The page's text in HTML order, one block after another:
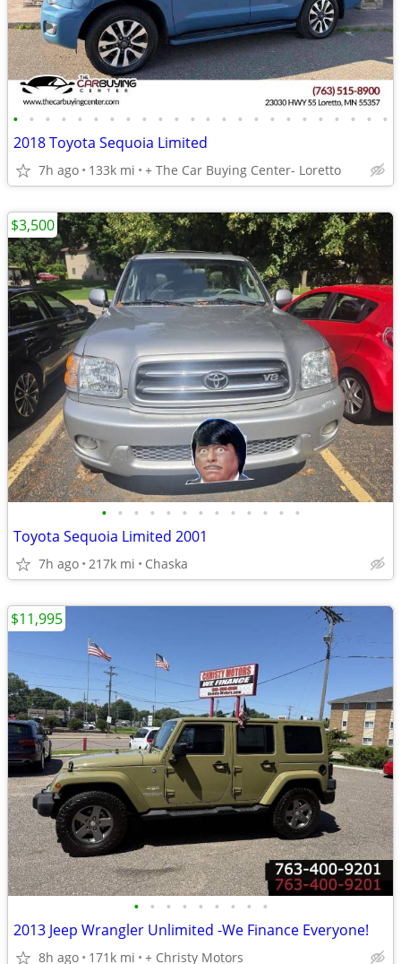
• • • • • • • • • • • • • • • • • • • • • • • •
2018 Toyota Sequoia Limited
7h ago 133k mi + The Car Buying Center- Loretto
• • • • • • • • • • • • •
Toyota Sequoia Limited 2001
7h ago 217k mi Chaska
$3,500
• • • • • • • • •
2013 Jeep Wrangler Unlimited -We Finance Everyone!
8h ago 171k mi + Christy Motors
$11,995